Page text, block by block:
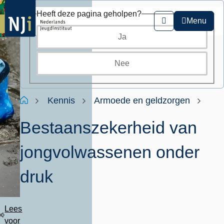
Overslaan
en
naar
de
inhoud
gaan
Zoeken
Menu
Kruimelpad
HomeKennis Armoede en geldzorgen
Bestaanszekerheid van
jongvolwassenen onder
druk
Lees
voor
Heeft deze pagina geholpen?
Ja
Nee